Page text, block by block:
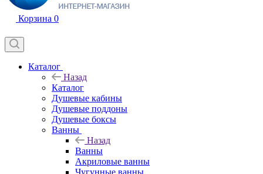
Корзина 0
Каталог
Назад
Каталог
Душевые кабины
Душевые поддоны
Душевые боксы
Ванны
Назад
Ванны
Акриловые ванны
Чугунные ванны